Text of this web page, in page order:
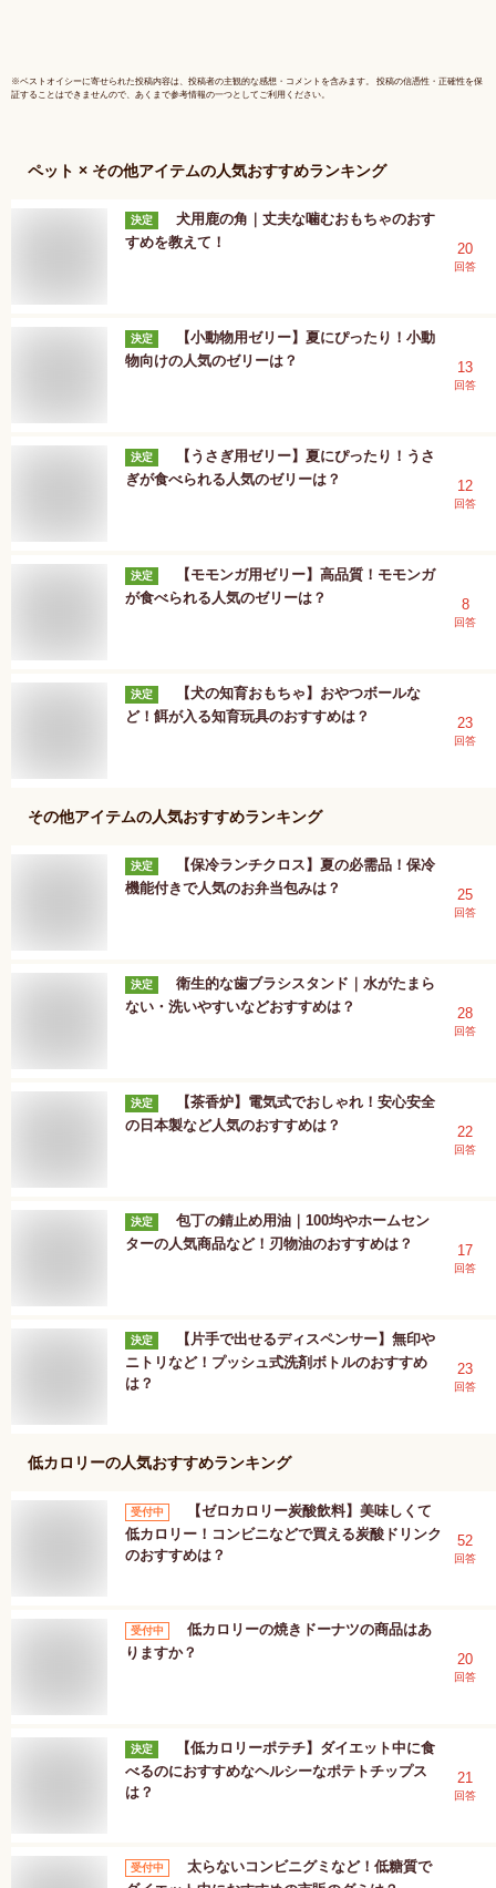
※ベストオイシーに寄せられた投稿内容は、投稿者の主観的な感想・コメントを含みます。 投稿の信憑性・正確性を保
証することはできませんので、あくまで参考情報の一つとしてご利用ください。
ペット × その他アイテムの人気おすすめランキング
決定
犬用鹿の角｜丈夫な噛むおもちゃのおす
すめを教えて！
20
回答
決定
【小動物用ゼリー】夏にぴったり！小動
物向けの人気のゼリーは？
13
回答
決定
【うさぎ用ゼリー】夏にぴったり！うさ
ぎが食べられる人気のゼリーは？
12
回答
決定
【モモンガ用ゼリー】高品質！モモンガ
が食べられる人気のゼリーは？
8
回答
決定
【犬の知育おもちゃ】おやつボールな
ど！餌が入る知育玩具のおすすめは？
23
回答
その他アイテムの人気おすすめランキング
決定
【保冷ランチクロス】夏の必需品！保冷
機能付きで人気のお弁当包みは？
25
回答
決定
衛生的な歯ブラシスタンド｜水がたまら
ない・洗いやすいなどおすすめは？
28
回答
決定
【茶香炉】電気式でおしゃれ！安心安全
の日本製など人気のおすすめは？
22
回答
決定
包丁の錆止め用油｜100均やホームセン
ターの人気商品など！刃物油のおすすめは？
17
回答
決定
【片手で出せるディスペンサー】無印や
ニトリなど！プッシュ式洗剤ボトルのおすすめ
は？
23
回答
低カロリーの人気おすすめランキング
受付中
【ゼロカロリー炭酸飲料】美味しくて
低カロリー！コンビニなどで買える炭酸ドリンク
のおすすめは？
52
回答
受付中
低カロリーの焼きドーナツの商品はあ
りますか？
20
回答
決定
【低カロリーポテチ】ダイエット中に食
べるのにおすすめなヘルシーなポテトチップス
は？
21
回答
受付中
太らないコンビニグミなど！低糖質で